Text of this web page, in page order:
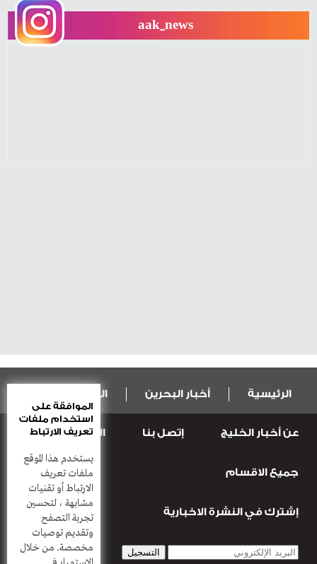
aak_news
الرئيسية أخبار البحرين المال و الاقتصاد
عربية ودولية الرياضة
قضـايــا وحـــوادث أعمدة
عن أخبار الخليج إتصل بنا المطبعة
جميع الاقسام
إشترك في النشرة الاخبارية
الموافقة على
استخدام ملفات
تعريف الارتباط
يستخدم هذا الموقع
ملفات تعريف
الارتباط أو تقنيات
مشابهة ، لتحسين
تجربة التصفح
وتقديم توصيات
مخصصة. من خلال